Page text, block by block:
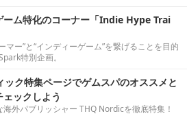
ーム特化のコーナー「Indie Hype Trai
マー”と“インディーゲーム”を繋げることを目的
特別企画。
ック特集ページでゲムスパのオススメと
ックしよう
外パブリッシャー THQ Nordicを徹底特集！